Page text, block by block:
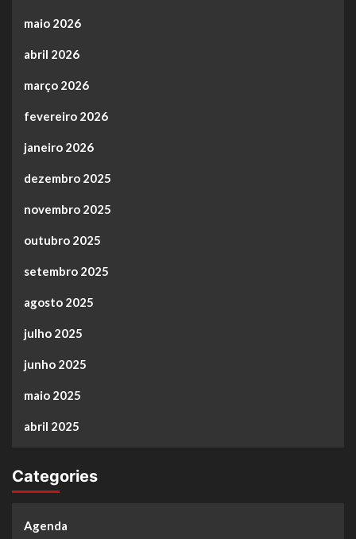
maio 2026
abril 2026
março 2026
fevereiro 2026
janeiro 2026
dezembro 2025
novembro 2025
outubro 2025
setembro 2025
agosto 2025
julho 2025
junho 2025
maio 2025
abril 2025
Categories
Agenda